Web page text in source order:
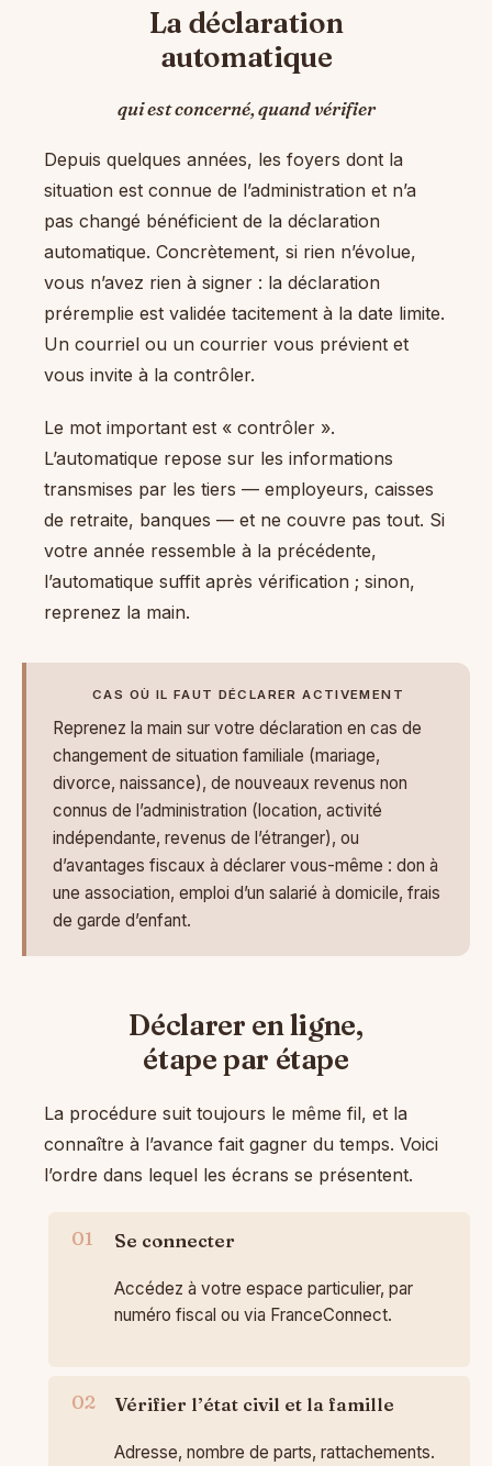
La déclaration
automatique
qui est concerné, quand vérifier
Depuis quelques années, les foyers dont la
situation est connue de l’administration et n’a
pas changé bénéficient de la déclaration
automatique. Concrètement, si rien n’évolue,
vous n’avez rien à signer : la déclaration
préremplie est validée tacitement à la date limite.
Un courriel ou un courrier vous prévient et
vous invite à la contrôler.
Le mot important est « contrôler ».
L’automatique repose sur les informations
transmises par les tiers — employeurs, caisses
de retraite, banques — et ne couvre pas tout. Si
votre année ressemble à la précédente,
l’automatique suffit après vérification ; sinon,
reprenez la main.
CAS OÙ IL FAUT DÉCLARER ACTIVEMENT
Reprenez la main sur votre déclaration en cas de
changement de situation familiale (mariage,
divorce, naissance), de nouveaux revenus non
connus de l’administration (location, activité
indépendante, revenus de l’étranger), ou
d’avantages fiscaux à déclarer vous-même : don à
une association, emploi d’un salarié à domicile, frais
de garde d’enfant.
Déclarer en ligne,
étape par étape
La procédure suit toujours le même fil, et la
connaître à l’avance fait gagner du temps. Voici
l’ordre dans lequel les écrans se présentent.
Se connecter
Accédez à votre espace particulier, par
numéro fiscal ou via FranceConnect.
Vérifier l’état civil et la famille
Adresse, nombre de parts, rattachements.